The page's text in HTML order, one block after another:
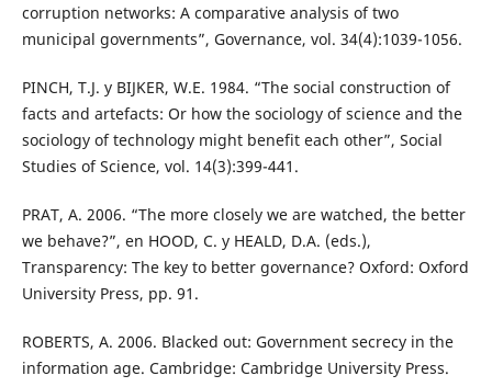
corruption networks: A comparative analysis of two
municipal governments”, Governance, vol. 34(4):1039-1056.
PINCH, T.J. y BIJKER, W.E. 1984. “The social construction of
facts and artefacts: Or how the sociology of science and the
sociology of technology might benefit each other”, Social
Studies of Science, vol. 14(3):399-441.
PRAT, A. 2006. “The more closely we are watched, the better
we behave?”, en HOOD, C. y HEALD, D.A. (eds.),
Transparency: The key to better governance? Oxford: Oxford
University Press, pp. 91.
ROBERTS, A. 2006. Blacked out: Government secrecy in the
information age. Cambridge: Cambridge University Press.